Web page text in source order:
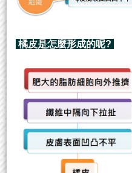
橘皮是怎麼形成的呢?